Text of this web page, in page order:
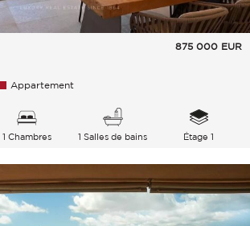
875 000 EUR
Appartement
1 Chambres 1 Salles de bains Étage 1